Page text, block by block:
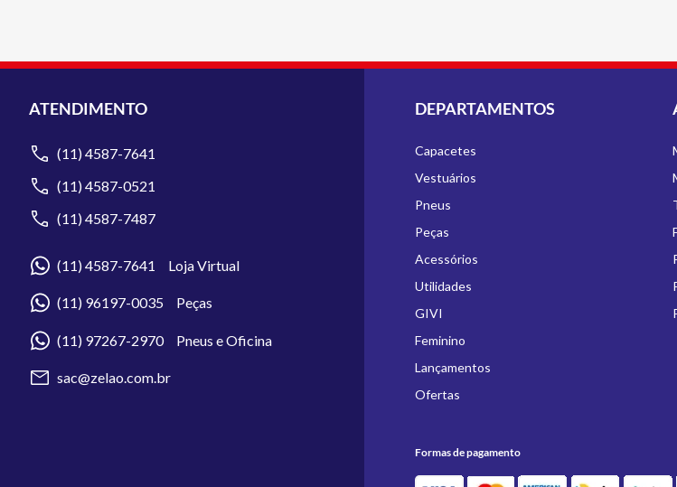
ATENDIMENTO
(11) 4587-7641
(11) 4587-0521
(11) 4587-7487
(11) 4587-7641 Loja Virtual
(11) 96197-0035 Peças
(11) 97267-2970 Pneus e Oficina
sac@zelao.com.br
DEPARTAMENTOS
Capacetes
Vestuários
Pneus
Peças
Acessórios
Utilidades
GIVI
Feminino
Lançamentos
Ofertas
Formas de pagamento